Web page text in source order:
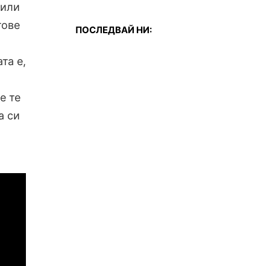
е,
те
си
ПОСЛЕДВАЙ НИ: